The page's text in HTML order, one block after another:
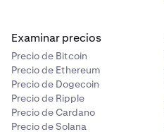
Examinar precios
Precio de Bitcoin
Precio de Ethereum
Precio de Dogecoin
Precio de Ripple
Precio de Cardano
Precio de Solana